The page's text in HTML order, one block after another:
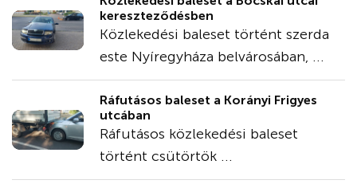
kereszteződésben
Közlekedési baleset történt szerda
este Nyíregyháza belvárosában, ...
Ráfutásos baleset a Korányi Frigyes
utcában
Ráfutásos közlekedési baleset
történt csütörtök ...